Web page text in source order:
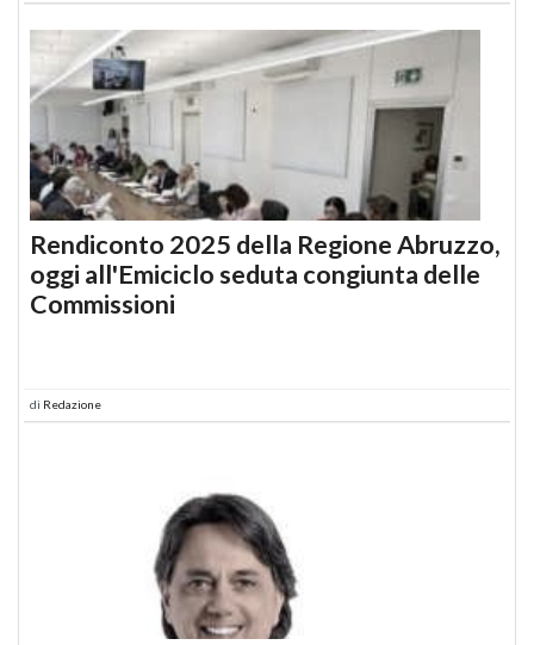
Rendiconto 2025 della Regione Abruzzo,
oggi all'Emiciclo seduta congiunta delle
Commissioni
di Redazione